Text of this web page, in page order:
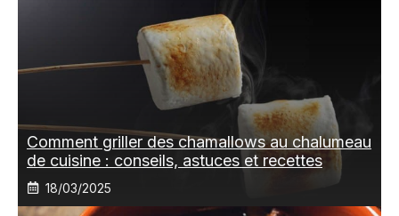
Comment griller des chamallows au chalumeau
de cuisine : conseils, astuces et recettes
18/03/2025